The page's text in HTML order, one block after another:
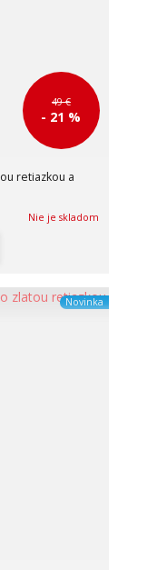
49 €
- 21 %
retiazkou a
Nie je skladom
Novinka